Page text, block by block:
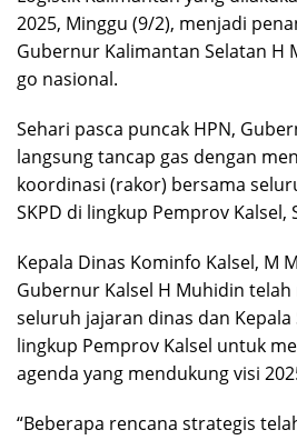
2025, Minggu (9/2), menjadi
Gubernur Kalimantan Selatan H
go nasional.
Sehari pasca puncak HPN,
langsung tancap gas dengan
koordinasi (rakor) bersama
SKPD di lingkup Pemprov Kalsel,
Kepala Dinas Kominfo Kalsel, M
Gubernur Kalsel H Muhidin
seluruh jajaran dinas dan Kepala
lingkup Pemprov Kalsel untuk
agenda yang mendukung visi
“Beberapa rencana strategis